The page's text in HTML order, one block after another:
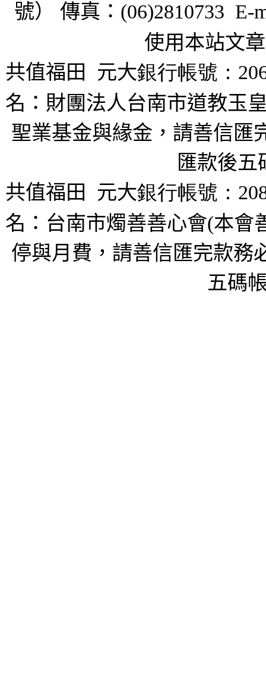
號） 傳真： (06)2810733 E-
使用本站文
共值福田
元大銀行帳號：
名：財團法人台南市道教玉
聖業基金與緣金，請善信匯
匯款後五
共值福田
元大銀行帳號：
名：台南市燭善善心會(本會
停與月費，請善信匯完款務
五碼